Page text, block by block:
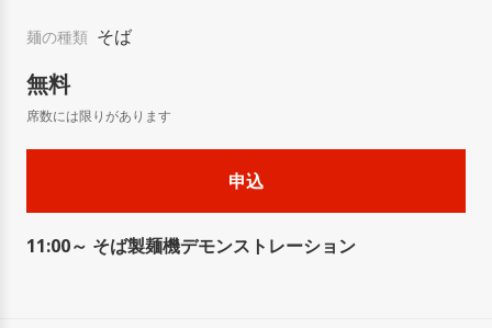
麺の種類 そば
無料
11:00～ そば製麺機デモンストレーション